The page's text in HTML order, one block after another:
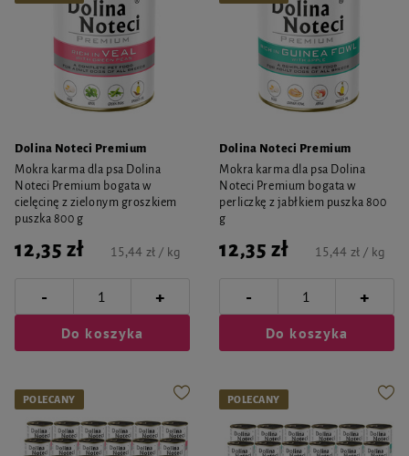
Dolina Noteci Premium
Mokra karma dla psa Dolina
Noteci Premium bogata w
cielęcinę z zielonym groszkiem
puszka 800 g
12,35 zł 15,44 zł / kg
- +
Do koszyka
Dolina Noteci Premium
Mokra karma dla psa Dolina
Noteci Premium bogata w
perliczkę z jabłkiem puszka 800
g
12,35 zł 15,44 zł / kg
- +
Do koszyka
POLECANY POLECANY